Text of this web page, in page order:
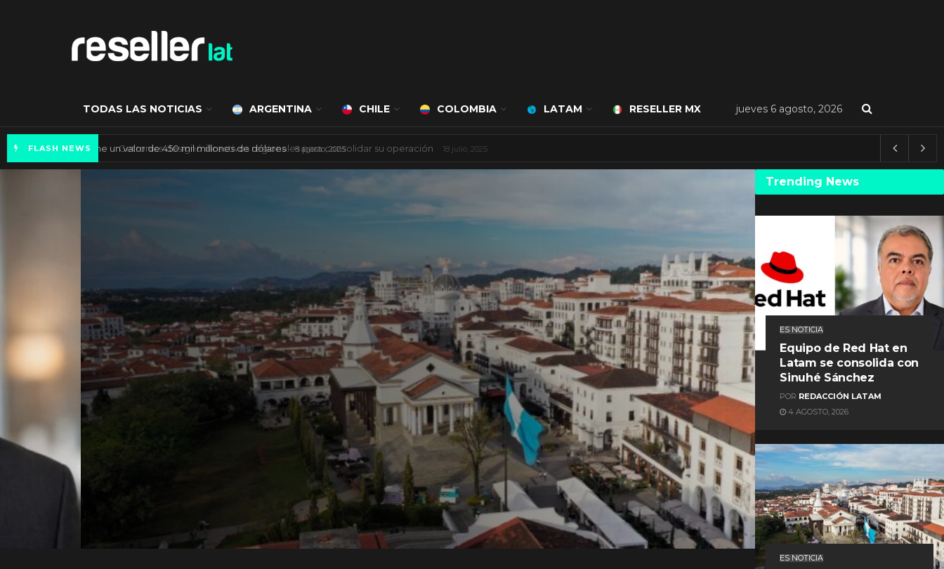
TODAS LAS NOTICIAS ARGENTINA CHILE COLOMBIA LATAM RESELLER MX jueves 6 agosto, 2026
FLASH NEWS Mercado de IA agéntica tiene un valor de 450 mil millones de dólares 8 agosto, 2025
Axis Communications y
Guatemala crean una
ciudad inteligente
Trending News
ES NOTICIA
Equipo de Red Hat en
Latam se consolida con
Sinuhé Sánchez
POR REDACCIÓN LATAM
4 AGOSTO, 2026
ES NOTICIA